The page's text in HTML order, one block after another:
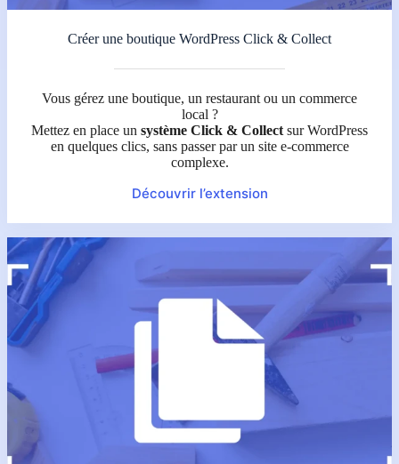
Créer une boutique WordPress Click & Collect
Vous gérez une boutique, un restaurant ou un commerce
local ?
Mettez en place un système Click & Collect sur WordPress
en quelques clics, sans passer par un site e-commerce
complexe.
Découvrir l’extension